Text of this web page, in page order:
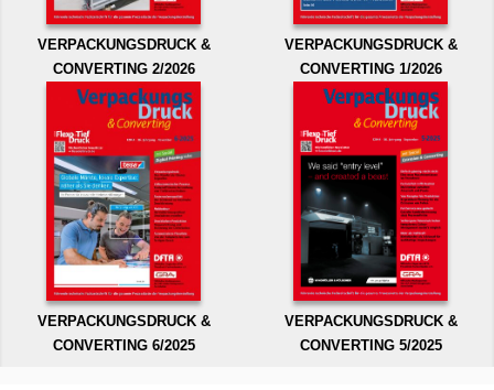
VERPACKUNGSDRUCK &
CONVERTING 2/2026
VERPACKUNGSDRUCK &
CONVERTING 1/2026
VERPACKUNGSDRUCK &
CONVERTING 6/2025
VERPACKUNGSDRUCK &
CONVERTING 5/2025